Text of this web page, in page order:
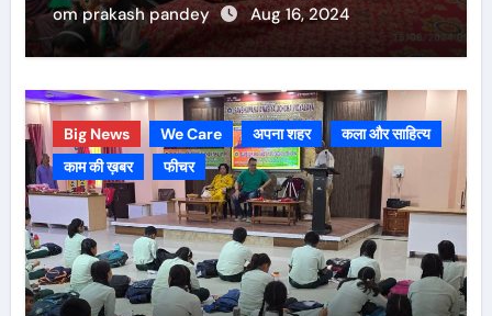
om prakash pandey Aug 16, 2024
Big News We Care अपना शहर
कला और साहित्य
काम की ख़बर
फीचर